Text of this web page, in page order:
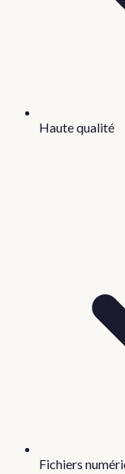
Haute qualité
Fichiers